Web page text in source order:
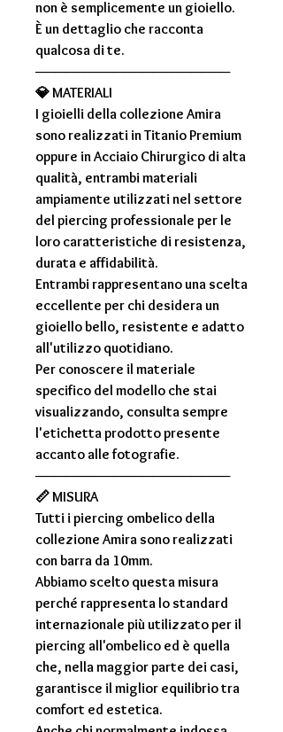
non è semplicemente un gioiello.
È un dettaglio che racconta
qualcosa di te.
────────────────────
💎MATERIALI
I gioielli della collezione Amira
sono realizzati inTitanio Premium
oppure inAcciaio Chirurgico di alta
qualità, entrambi materiali
ampiamente utilizzati nel settore
del piercing professionale per le
loro caratteristiche di resistenza,
durata e affidabilità.
Entrambi rappresentano una scelta
eccellente per chi desidera un
gioiello bello, resistente e adatto
all'utilizzo quotidiano.
Per conoscere il materiale
specifico del modello che stai
visualizzando, consulta sempre
l'etichetta prodottopresente
accanto alle fotografie.
────────────────────
📏MISURA
Tutti ipiercing ombelico della
collezione Amira sono realizzati
conbarra da 10mm.
Abbiamo scelto questa misura
perché rappresenta lo standard
internazionale più utilizzatoper il
piercing all'ombelico ed è quella
che, nella maggior parte dei casi,
garantisce il miglior equilibrio tra
comfort ed estetica.